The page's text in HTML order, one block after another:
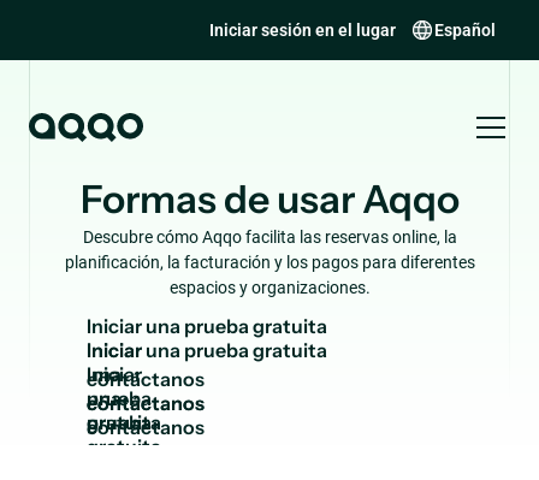
Iniciar sesión en el lugar Español
Formas de usar Aqqo
Descubre cómo Aqqo facilita las reservas online, la
planificación, la facturación y los pagos para diferentes
espacios y organizaciones.
Iniciaruna pruebagratuita
Iniciar
una
prueba
gratuita
contáctanos
contáctanos